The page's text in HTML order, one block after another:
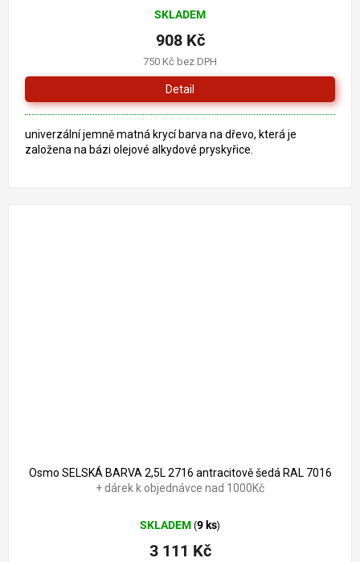
SKLADEM
750 Kč bez DPH
908 Kč
Detail
univerzální jemně matná krycí barva na dřevo, která je
založena na bázi olejové alkydové pryskyřice.
Osmo SELSKÁ BARVA 2,5L 2716 antracitově šedá RAL 7016
+ dárek k objednávce nad 1000Kč
SKLADEM (9 ks)
3 111 Kč